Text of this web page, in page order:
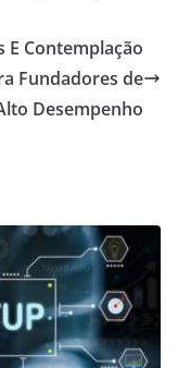
E Contemplação
Fundadores de
Desempenho